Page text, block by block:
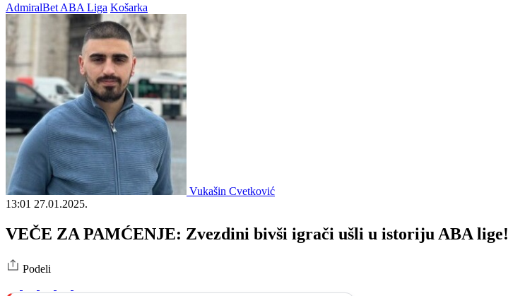
AdmiralBet ABA Liga Košarka
Vukašin Cvetković
13:01 27.01.2025.
VEČE ZA PAMĆENJE: Zvezdini bivši igrači ušli u istoriju ABA lige!
Podeli